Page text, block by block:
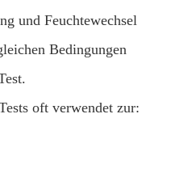
und Feuchtewechsel
Bedingungen
oft verwendet zur: